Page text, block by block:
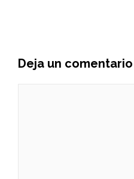
Deja un comentario